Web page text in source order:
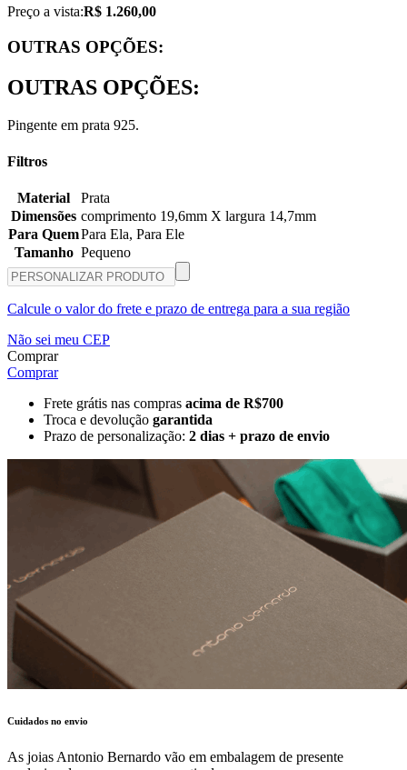
Preço a vista:R$ 1.260,00
OUTRAS OPÇÕES:
OUTRAS OPÇÕES:
Pingente em prata 925.
Filtros
Material
Prata
Dimensões comprimento 19,6mm X largura 14,7mm
Para QuemPara Ela, Para Ele
Tamanho Pequeno
Calcule o valor do frete e prazo de entrega para a sua região
Não sei meu CEP
Comprar
Comprar
Frete grátis nas compras acima de R$700
Troca e devolução garantida
Prazo de personalização: 2 dias + prazo de envio
Cuidados no envio
As joias Antonio Bernardo vão em embalagem de presente